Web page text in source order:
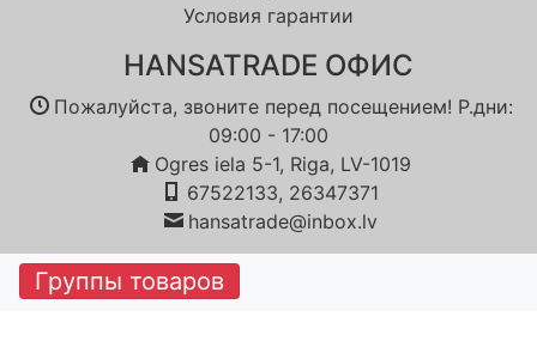
Группы товаров
Условия гарантии
HANSATRADE OФИС
Пожалуйста, звоните перед посещением! Р.дни:
09:00 - 17:00
Ogres iela 5-1, Riga, LV-1019
67522133, 26347371
hansatrade@inbox.lv
© 2018 Copyright: